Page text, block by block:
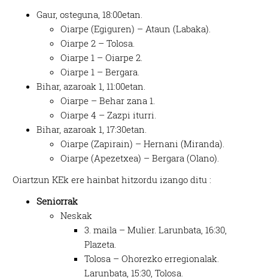
Gaur, osteguna, 18:00etan.
Oiarpe (Egiguren) – Ataun (Labaka).
Oiarpe 2 – Tolosa.
Oiarpe 1 – Oiarpe 2.
Oiarpe 1 – Bergara.
Bihar, azaroak 1, 11:00etan.
Oiarpe – Behar zana 1.
Oiarpe 4 – Zazpi iturri.
Bihar, azaroak 1, 17:30etan.
Oiarpe (Zapirain) – Hernani (Miranda).
Oiarpe (Apezetxea) – Bergara (Olano).
Oiartzun KEk ere hainbat hitzordu izango ditu :
Seniorrak
Neskak
3. maila – Mulier. Larunbata, 16:30,
Plazeta.
Tolosa – Ohorezko erregionalak.
Larunbata, 15:30, Tolosa.